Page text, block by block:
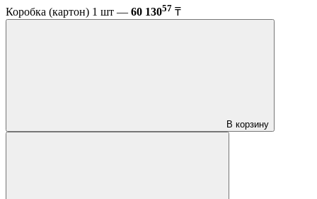
Коробка (картон) 1 шт — 60 13057 ₸
В корзину